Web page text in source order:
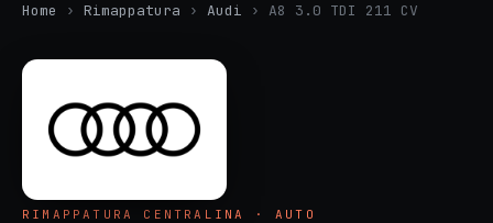
Home › Rimappatura › Audi › A8 3.0 TDI 211 CV
RIMAPPATURA CENTRALINA · AUTO